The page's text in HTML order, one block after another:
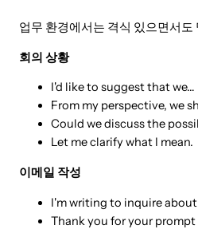
업무 환경에서는 격식 있으면서
회의 상황
I'd like to suggest that we…
From my perspective, we
Could we discuss the
Let me clarify what I mean.
이메일 작성
I'm writing to inquire
Thank you for your prompt